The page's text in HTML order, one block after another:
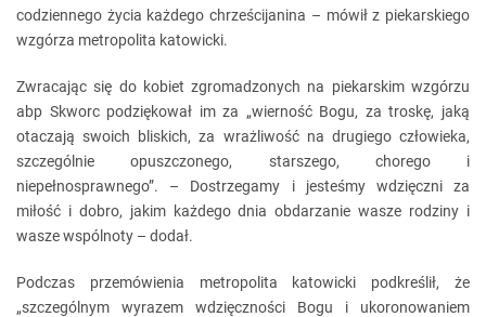
codziennego życia każdego chrześcijanina – mówił z piekarskiego
wzgórza metropolita katowicki.
Zwracając się do kobiet zgromadzonych na piekarskim wzgórzu
abp Skworc podziękował im za „wierność Bogu, za troskę, jaką
otaczają swoich bliskich, za wrażliwość na drugiego człowieka,
szczególnie opuszczonego, starszego, chorego i
niepełnosprawnego”. – Dostrzegamy i jesteśmy wdzięczni za
miłość i dobro, jakim każdego dnia obdarzanie wasze rodziny i
wasze wspólnoty – dodał.
Podczas przemówienia metropolita katowicki podkreślił, że
„szczególnym wyrazem wdzięczności Bogu i ukoronowaniem